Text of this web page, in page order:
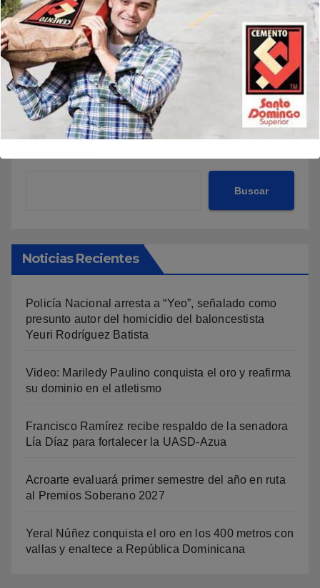
Buscar
Buscar
Noticias Recientes
Policía Nacional arresta a “Yeo”, señalado como
presunto autor del homicidio del baloncestista
Yeuri Rodríguez Batista
Video: Mariledy Paulino conquista el oro y reafirma
su dominio en el atletismo
Francisco Ramírez recibe respaldo de la senadora
Lía Díaz para fortalecer la UASD-Azua
Acroarte evaluará primer semestre del año en ruta
al Premios Soberano 2027
Yeral Núñez conquista el oro en los 400 metros con
vallas y enaltece a República Dominicana